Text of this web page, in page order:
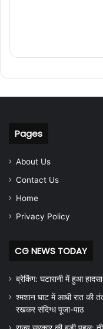
Pages
About Us
Contact Us
Home
Privacy Policy
CG NEWS TODAY
ब्रेकिंग: घटारानी में हुआ
श्मशान घाट में आधी रात की
रखकर संदिग्ध पूजा-पाठ